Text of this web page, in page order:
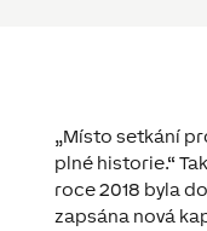
„Místo setkání
plné historie.“
roce 2018 byla
zapsána nová